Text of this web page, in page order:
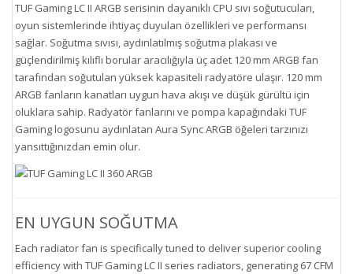
TUF Gaming LC II ARGB serisinin dayanıklı CPU sıvı soğutucuları,
oyun sistemlerinde ihtiyaç duyulan özellikleri ve performansı
sağlar. Soğutma sıvısı, aydınlatılmış soğutma plakası ve
güçlendirilmiş kılıflı borular aracılığıyla üç adet 120 mm ARGB fan
tarafından soğutulan yüksek kapasiteli radyatöre ulaşır. 120 mm
ARGB fanların kanatları uygun hava akışı ve düşük gürültü için
oluklara sahip. Radyatör fanlarını ve pompa kapağındaki TUF
Gaming logosunu aydınlatan Aura Sync ARGB öğeleri tarzınızı
yansıttığınızdan emin olur.
EN UYGUN SOĞUTMA
Each radiator fan is specifically tuned to deliver superior cooling
efficiency with TUF Gaming LC II series radiators, generating 67 CFM